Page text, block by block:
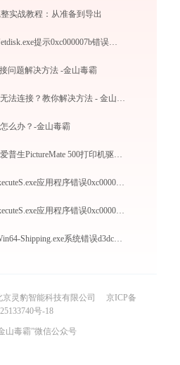
实战教程：从准备到导出
百度网盘打开BaiduNetdisk.exe提示0xc000007b错误码怎么办
问题解决方法 -金山毒霸
京瓷P5018cdn打印机无法连接？教你解决方法 - 金山毒霸
么办？-金山毒霸
如何轻松下载和安装爱普生PictureMate 500打印机驱动？跟着这篇指南走
税控发票开票MainExecuteS.exe应用程序错误0xc000000d解决方法
税控发票开票MainExecuteS.exe应用程序错误0xc000000d解决方法
Uplay MMH7Game-Win64-Shipping.exe系统错误d3dcompiler_43.dll丢失如何解决
京灵豹智能科技有限公司
京ICP备
号-18
山毒霸”微信公众号